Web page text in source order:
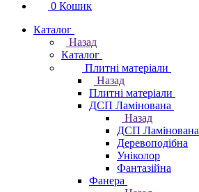
0 Кошик
Каталог
Назад
Каталог
Плитні матеріали
Назад
Плитні матеріали
ДСП Ламінована
Назад
ДСП Ламінована
Деревоподібна
Уніколор
Фантазійна
Фанера